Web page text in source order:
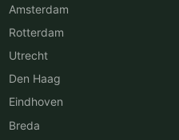
Amsterdam
Rotterdam
Utrecht
Den Haag
Eindhoven
Breda